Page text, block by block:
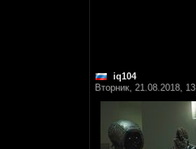
iq104
Вторник, 21.08.2018,